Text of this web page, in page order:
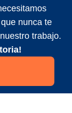
nunca te
trabajo.